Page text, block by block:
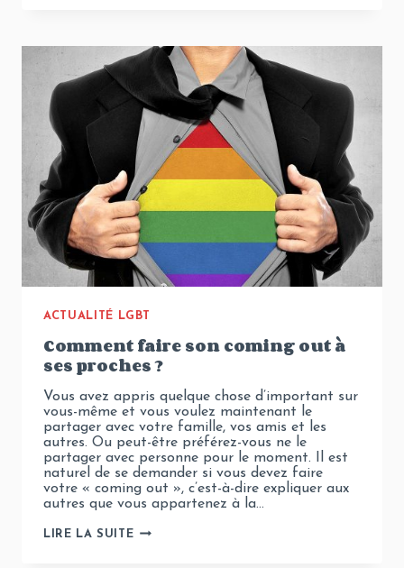
DE
NOUVELLE
GÉNÉRATION
ACTUALITÉ LGBT
Comment faire son coming out à
ses proches ?
Vous avez appris quelque chose d’important sur
vous-même et vous voulez maintenant le
partager avec votre famille, vos amis et les
autres. Ou peut-être préférez-vous ne le
partager avec personne pour le moment. Il est
naturel de se demander si vous devez faire
votre « coming out », c’est-à-dire expliquer aux
autres que vous appartenez à la…
LIRE LA SUITECOMMENT